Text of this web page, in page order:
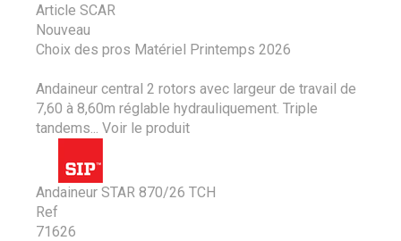
Article SCAR
Nouveau
Choix des pros Matériel Printemps 2026
Andaineur central 2 rotors avec largeur de travail de
7,60 à 8,60m réglable hydrauliquement. Triple
tandems...
Voir le produit
Andaineur STAR 870/26 TCH
Ref
71626